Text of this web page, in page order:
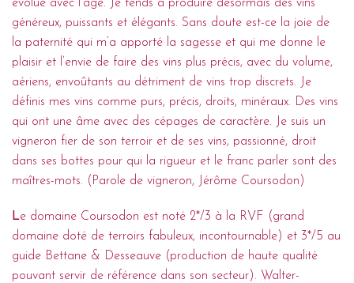
évolué avec l’âge. Je tends à produire désormais des vins
généreux, puissants et élégants. Sans doute est-ce la joie de
la paternité qui m’a apporté la sagesse et qui me donne le
plaisir et l’envie de faire des vins plus précis, avec du volume,
aériens, envoûtants au détriment de vins trop discrets. Je
définis mes vins comme purs, précis, droits, minéraux. Des vins
qui ont une âme avec des cépages de caractère. Je suis un
vigneron fier de son terroir et de ses vins, passionné, droit
dans ses bottes pour qui la rigueur et le franc parler sont des
maîtres-mots. (Parole de vigneron, Jérôme Coursodon)
Le domaine Coursodon est noté 2*/3 à la RVF (grand
domaine doté de terroirs fabuleux, incontournable) et 3*/5 au
guide Bettane & Desseauve (production de haute qualité
pouvant servir de référence dans son secteur). Walter-